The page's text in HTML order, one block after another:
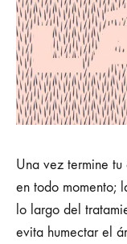
Una vez termine
en todo momento;
lo largo del
evita humectar el